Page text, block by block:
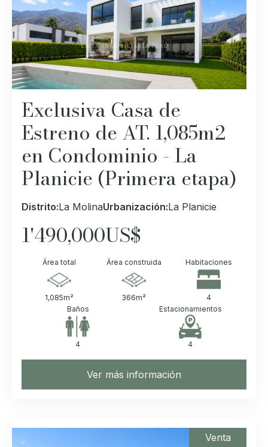
Exclusiva Casa de
Estreno de AT. 1,085m2
en Condominio - La
Planicie (Primera etapa)
Distrito:La MolinaUrbanización:La Planicie
1'490,000US$
Área total
1,085m²
Área construida
366m²
Habitaciones
4
Baños
4
Estacionamientos
4
Ver más información
Venta